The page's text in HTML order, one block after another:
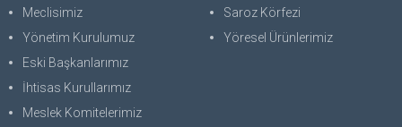
Meclisimiz
Yönetim Kurulumuz
Eski Başkanlarımız
İhtisas Kurullarımız
Meslek Komitelerimiz
Saroz Körfezi
Yöresel Ürünlerimiz